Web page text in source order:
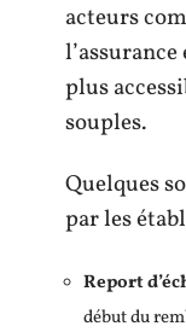
acteurs
plus
souples.
Quelques
par les
Report
début du